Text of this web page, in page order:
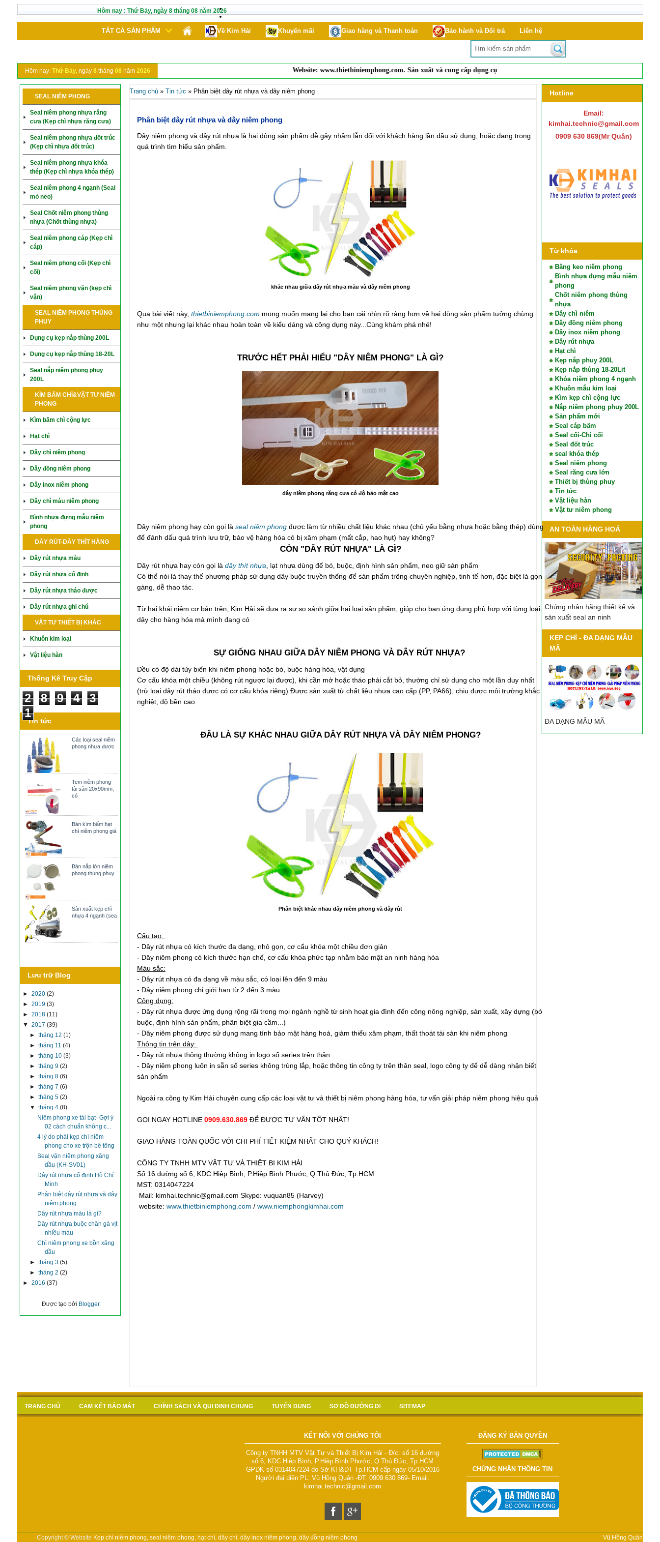
Hôm nay : Thứ Bảy, ngày 8 tháng 08 năm 2026
TẤT CẢ SẢN PHẨM Về Kim Hải Khuyến mãi Giao hàng và Thanh toán Bảo hành và Đổi trả Liên hệ
Hôm nay: Thứ Bảy, ngày 8 tháng 08 năm 2026 Website:www.thietbiniemphong.com. Sản xuất vàcung cấpdụng cụ đóng mở nắp phuy, seal niêm phong, hạt chì, dây chì,
SEAL NIÊM PHONG
Seal niêm phong nhựa răng
cưa (Kẹp chì nhựa răng cưa)
Seal niêm phong nhựa đốt trúc
(Kẹp chì nhựa đốt trúc)
Seal niêm phong nhựa khóa
thép (Kẹp chì nhựa khóa thép)
Seal niêm phong 4 ngạnh (Seal
mỏ neo)
Seal Chốt niêm phong thùng
nhựa (Chốt thùng nhựa)
Seal niêm phong cáp (Kẹp chì
cáp)
Seal niêm phong cối (Kẹp chì
cối)
Seal niêm phong vặn (kẹp chì
vặn)
SEAL NIÊM PHONG THÙNG
PHUY
Dụng cụ kẹp nắp thùng 200L
Dụng cụ kẹp nắp thùng 18-20L
Seal nắp niêm phong phuy
200L
KÌM BẤM CHÌ&VẬT TƯ NIÊM
PHONG
Kìm bấm chì cộng lực
Hạt chì
Dây chì niêm phong
Dây đồng niêm phong
Dây inox niêm phong
Dây chì màu niêm phong
Bình nhựa đựng mẫu niêm
phong
DÂY RÚT-DÂY THÍT HÀNG
Dây rút nhựa màu
Dây rút nhựa cố định
Dây rút nhựa tháo được
Dây rút nhựa ghi chú
VẬT TƯ THIẾT BỊ KHÁC
Khuôn kim loại
Vật liệu hàn
Thống Kê Truy Cập
2 8 9 4
3
1
Tin tức
Các loại seal niêm
phong nhựa được
Tem niêm phong
tài sản 20x90mm,
có
Bán kìm bấm hạt
chì niêm phong giá
Bán nắp lớn niêm
phong thùng phuy
Sản xuất kẹp chì
nhựa 4 ngạnh (sea
Lưu trữ Blog
► 2020 (2)
► 2019 (3)
► 2018 (11)
▼ 2017 (39)
► tháng 12 (1)
► tháng 11 (4)
► tháng 10 (3)
► tháng 9 (2)
► tháng 8 (6)
► tháng 7 (6)
► tháng 5 (2)
▼ tháng 4 (8)
Niêm phong xe tải bạt- Gợi ý
02 cách chuẩn không c...
4 lý do phải kẹp chì niêm
phong cho xe trộn bê tông
Seal vặn niêm phong xăng
dầu (KH-SV01)
Dây rút nhựa cố định Hồ Chí
Minh
Phân biệt dây rút nhựa và dây
niêm phong
Dây rút nhựa màu là gì?
Dây rút nhựa buộc chân gà vịt
nhiều màu
Chì niêm phong xe bồn xăng
dầu
► tháng 3 (5)
► tháng 2 (2)
► 2016 (37)
Được tạo bởi Blogger.
Hotline
Email:
kimhai.technic@gmail.com
0909 630 869(Mr Quân)
Từ khóa
Băng keo niêm phong
Bình nhựa đựng mẫu niêm
phong
Chốt niêm phong thùng
nhựa
Dây chì niêm
Dây đồng niêm phong
Dây inox niêm phong
Dây rút nhựa
Hạt chì
Kẹp nắp phuy 200L
Kẹp nắp thùng 18-20Lit
Khóa niêm phong 4 ngạnh
Khuôn mẫu kim loại
Kìm kẹp chì cộng lực
Nắp niêm phong phuy 200L
Sản phẩm mới
Seal cáp bấm
Seal cối-Chì cối
Seal đốt trúc
seal khóa thép
Seal niêm phong
Seal răng cưa lớn
Thiết bị thùng phuy
Tin tức
Vật liệu hàn
Vật tư niêm phong
AN TOÀN HÀNG HOÁ
Chứng nhận hãng thiết kế và
sản xuất seal an ninh
KẸP CHÌ - ĐA DẠNG MẪU
MÃ
ĐA DẠNG MẪU MÃ
Trang chủ» Tin tức » Phân biệt dây rút nhựa và dây niêm phong
Phân biệt dây rút nhựa và dây niêm phong
Dây niêm phong và dây rút nhựa là hai dòng sản phẩm dễ gây nhầm lẫn đối với khách hàng lần đầu sử dụng, hoặc đang trong
quá trình tìm hiểu sản phẩm.
khác nhau giữa dây rút nhựa màu và dây niêm phong
Qua bài viết này, thietbiniemphong.com mong muốn mang lại cho bạn cái nhìn rõ ràng hơn về hai dòng sản phẩm tưởng chừng
như một nhưng lại khác nhau hoàn toàn về kiểu dáng và công dụng này...Cùng khám phá nhé!
TRƯỚC HẾT PHẢI HIỂU "DÂY NIÊM PHONG" LÀ GÌ?
dây niêm phong răng cưa có độ bảo mật cao
Dây niêm phong hay còn gọi là seal niêm phongđược làm từ nhiều chất liệu khác nhau (chủ yếu bằng nhựa hoặc bằng thép) dùng
để đánh dấu quá trình lưu trữ, bảo vệ hàng hóa có bị xâm phạm (mất cắp, hao hụt) hay không?
CÒN "DÂY RÚT NHỰA" LÀ GÌ?
Dây rút nhựa hay còn gọi là dây thít nhựa , lạt nhựa dùng để bó, buộc, định hình sản phẩm, neo giữ sản phẩm
Có thể nói là thay thế phương pháp sử dụng dây buộc truyền thống để sản phẩm trông chuyên nghiệp, tinh tế hơn, đặc biệt là gọn
gàng, dễ thao tác.
Từ hai khái niệm cơ bản trên, Kim Hải sẽ đưa ra sự so sánh giữa hai loại sản phẩm, giúp cho bạn ứng dụng phù hợp với từng loại
dây cho hàng hóa mà mình đang có
SỰ GIỐNG NHAU GIỮA DÂY NIÊM PHONG VÀ DÂY RÚT NHỰA?
Đều có độ dài tùy biến khi niêm phong hoặc bó, buộc hàng hóa, vật dụng
Cơ cấu khóa một chiều (không rút ngược lại được), khi cần mở hoặc tháo phải cắt bỏ, thường chỉ sử dụng cho một lần duy nhất
(trừ loại dây rút tháo được có cơ cấu khóa riêng) Được sản xuất từ chất liệu nhựa cao cấp (PP, PA66), chịu được môi trường khắc
nghiệt, độ bền cao
ĐÂU LÀ SỰ KHÁC NHAU GIỮA DÂY RÚT NHỰA VÀ DÂY NIÊM PHONG?
Phân biệt khác nhau dây niêm phong và dây rút
Cấu tạo:
- Dây rút nhựa có kích thước đa dạng, nhỏ gọn, cơ cấu khóa một chiều đơn giản
- Dây niêm phong có kích thước hạn chế, cơ cấu khóa phức tạp nhằm bảo mật an ninh hàng hóa
Màu sắc:
- Dây rút nhựa có đa dạng về màu sắc, có loại lên đến 9 màu
- Dây niêm phong chỉ giới hạn từ 2 đến 3 màu
Công dụng:
- Dây rút nhựa được ứng dụng rộng rãi trong mọi ngành nghề từ sinh hoạt gia đình đến công nông nghiệp, sản xuất, xây dựng (bó
buộc, định hình sản phẩm, phân biệt gia cầm...)
- Dây niêm phong được sử dụng mang tính bảo mật hàng hoá, giảm thiểu xâm phạm, thất thoát tài sản khi niêm phong
Thông tin trên dây:
- Dây rút nhựa thông thường không in logo số series trên thân
- Dây niêm phong luôn in sẵn số series không trùng lắp, hoặc thông tin công ty trên thân seal, logo công ty để dễ dàng nhận biết
sản phẩm
Ngoài ra công ty Kim Hải chuyên cung cấp các loại vật tư và thiết bị niêm phong hàng hóa, tư vấn giải pháp niêm phong hiệu quả
GỌI NGAY HOTLINE 0909.630.869 ĐỂ ĐƯỢC TƯ VẤN TỐT NHẤT!
GIAO HÀNG TOÀN QUỐC VỚI CHI PHÍ TIẾT KIỆM NHẤT CHO QUÝ KHÁCH!
CÔNG TY TNHH MTV VẬT TƯ VÀ THIÊT BỊ KIM HẢI
Số 16 đường số 6, KDC Hiệp Bình, P.Hiệp Bình Phước, Q.Thủ Đức, Tp.HCM
MST: 0314047224
Mail: kimhai.technic@gmail.com Skype: vuquan85 (Harvey)
website: www.thietbiniemphong.com / www.niemphongkimhai.com
TRANG CHỦ CAM KẾT BẢO MẬT CHÍNH SÁCH VÀ QUI ĐỊNH CHUNG TUYỂN DỤNG SƠ ĐỒ ĐƯỜNG ĐI SITEMAP
KẾT NỐI VỚI CHÚNG TÔI
Công ty TNHH MTV Vật Tư và Thiết Bị Kim Hải - Đ/c: số 16 đường
số 6, KDC Hiệp Bình, P.Hiệp Bình Phước, Q.Thủ Đức, Tp.HCM
GPĐK số 0314047224 do Sở KH&ĐT Tp.HCM cấp ngày 05/10/2016
Người đại diện PL: Vũ Hồng Quân -ĐT: 0909.630.869- Email:
kimhai.technic@gmail.com
ĐĂNG KÝ BẢN QUYỀN
CHỨNG NHẬN THÔNG TIN
Copyright © Website Kẹp chì niêm phong, seal niêm phong, hạt chì, dây chì, dây inox niêm phong, dây đồng niêm phong Vũ Hồng Quân